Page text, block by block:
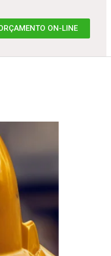
ON-LINE